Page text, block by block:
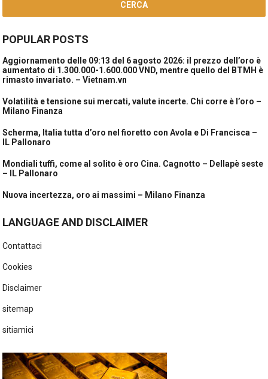
POPULAR POSTS
Aggiornamento delle 09:13 del 6 agosto 2026: il prezzo dell’oro è
aumentato di 1.300.000-1.600.000 VND, mentre quello del BTMH è
rimasto invariato. – Vietnam.vn
Volatilità e tensione sui mercati, valute incerte. Chi corre è l’oro –
Milano Finanza
Scherma, Italia tutta d’oro nel fioretto con Avola e Di Francisca –
IL Pallonaro
Mondiali tuffi, come al solito è oro Cina. Cagnotto – Dellapè seste
– IL Pallonaro
Nuova incertezza, oro ai massimi – Milano Finanza
LANGUAGE AND DISCLAIMER
Contattaci
Cookies
Disclaimer
sitemap
sitiamici